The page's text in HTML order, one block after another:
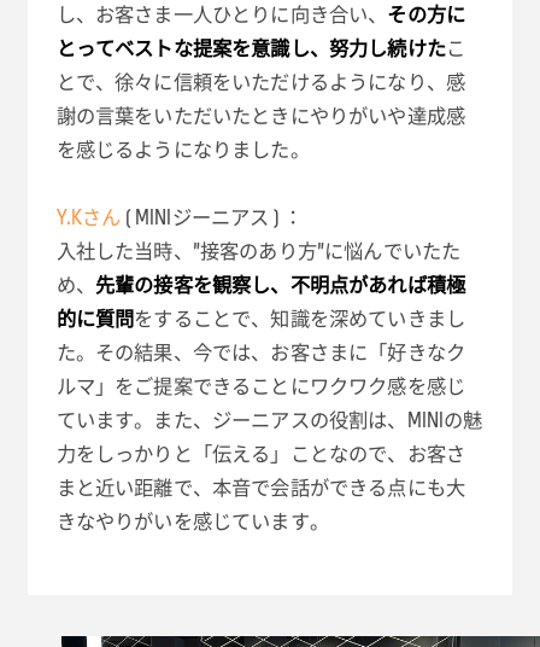
し、お客さま一人ひとりに向き合い、 その方に
とってベストな提案を意識し、努力し続けたこ
とで、徐々に信頼をいただけるようになり、感
謝の言葉をいただいたときにやりがいや達成感
を感じるようになりました。
Y.Kさん ( MINIジーニアス ) ：
入社した当時、”接客のあり方”に悩んでいたた
め、 先輩の接客を観察し、不明点があれば積極
的に質問をすることで、知識を深めていきまし
た。その結果、今では、お客さまに「好きなク
ルマ」をご提案できることにワクワク感を感じ
ています。また、ジーニアスの役割は、MINIの魅
力をしっかりと「伝える」ことなので、お客さ
まと近い距離で、本音で会話ができる点にも大
きなやりがいを感じています。